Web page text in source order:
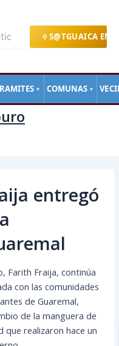
S@TGUAICA EN
▼ COMUNAS ▼
entregó
Farith Fraija, continúa
con las comunidades
de Guaremal,
de la manguera de
que realizaron hace un